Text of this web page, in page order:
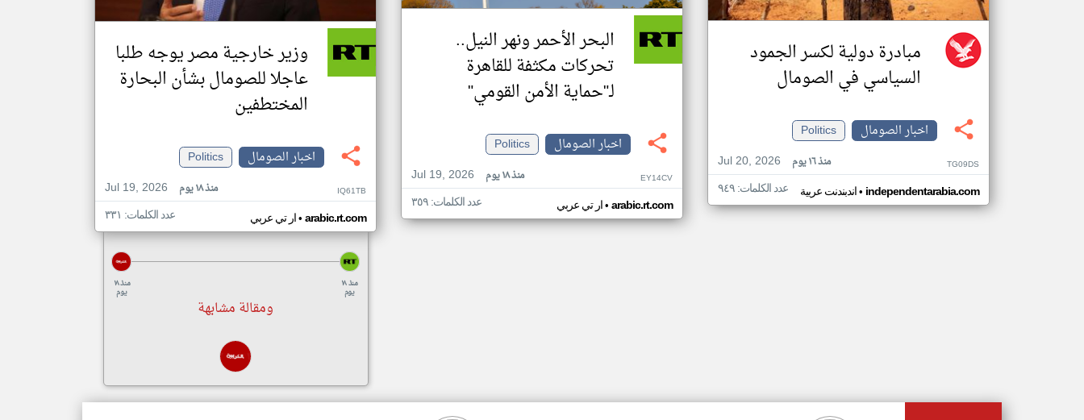
مبادرة دولية لكسر الجمود
السياسي في الصومال
اخبار الصومال
Politics
Jul 20, 2026
منذ ١٦ يوم TG09DS
اندبندنت عربية• independentarabia.com عدد الكلمات: ٩٤٩
البحر الأحمر ونهر النيل..
تحركات مكثفة للقاهرة
لـ"حماية الأمن القومي"
اخبار الصومال
Politics
Jul 19, 2026
منذ ١٨ يوم EY14CV
ار تي عربي• arabic.rt.com عدد الكلمات: ٣٥٩
وزير خارجية مصر يوجه طلبا
عاجلا للصومال بشأن البحارة
المختطفين
اخبار الصومال
Politics
Jul 19, 2026
منذ ١٨ يوم IQ61TB
ار تي عربي• arabic.rt.com عدد الكلمات: ٣٣١
منذ ١٨
يوم
منذ ١٨
يوم
ومقالة مشابهة